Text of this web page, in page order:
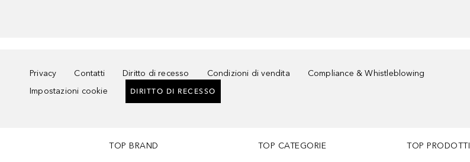
Privacy Contatti Diritto di recesso Condizioni di vendita
Compliance & Whistleblowing
Impostazioni cookie
DIRITTO DI RECESSO
TOP BRAND TOP CATEGORIE TOP PRODOTTI